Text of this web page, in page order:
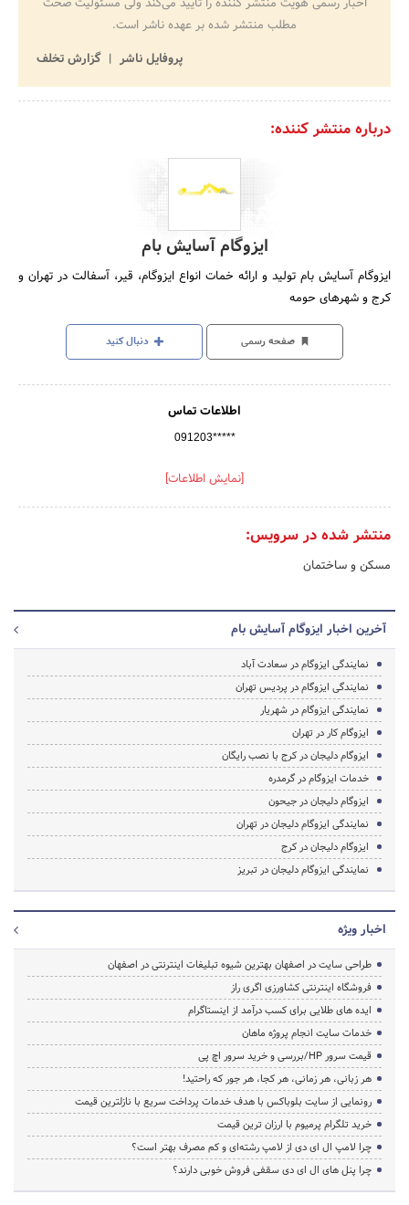
مطلب منتشر شده بر عهده ناشر است.
پروفایل ناشر
گزارش تخلف
درباره منتشر کننده:
ایزوگام آسایش بام
ایزوگام آسایش بام تولید و ارائه خمات انواع ایزوگام، قیر، آسفالت در تهران و
کرج و شهرهای حومه
صفحه رسمی دنبال کنید
اطلاعات تماس
091203*****
[نمایش اطلاعات]
منتشر شده در سرویس:
مسکن و ساختمان
آخرین اخبار ایزوگام آسایش بام
نمایندگی ایزوگام در سعادت آباد
نمایندگی ایزوگام در پردیس تهران
نمایندگی ایزوگام در شهریار
ایزوگام کار در تهران
ایزوگام دلیجان در کرج با نصب رایگان
خدمات ایزوگام در گرمدره
ایزوگام دلیجان در جیحون
نمایندگی ایزوگام دلیجان در تهران
ایزوگام دلیجان در کرج
نمایندگی ایزوگام دلیجان در تبریز
اخبار ویژه
طراحی سایت در اصفهان بهترین شیوه تبلیغات اینترنتی در اصفهان
فروشگاه اینترنتی کشاورزی اگری راز
ایده های طلایی برای کسب درآمد از اینستاگرام
خدمات سایت انجام پروژه ماهان
قیمت سرور HP/بررسی و خرید سرور اچ پی
هر زبانی، هر زمانی، هر کجا، هر جور که راحتید!
رونمایی از سایت بلوباکس با هدف خدمات پرداخت سریع با نازلترین قیمت
خرید تلگرام پرمیوم با ارزان ترین قیمت
چرا لامپ ال ای دی از لامپ رشته‌ای و کم مصرف بهتر است؟
چرا پنل های ال ای دی سقفی فروش خوبی دارند؟